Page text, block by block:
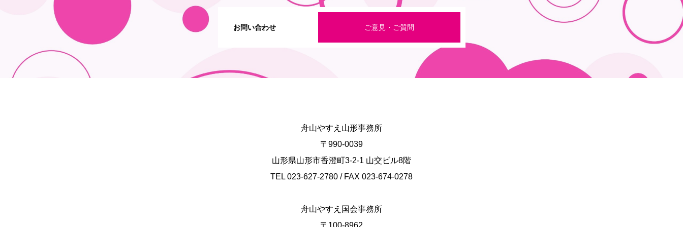
お問い合わせ ご意見・ご質問
舟山やすえ山形事務所
〒990-0039
山形県山形市香澄町3-2-1 山交ビル8階
TEL 023-627-2780 / FAX 023-674-0278
舟山やすえ国会事務所
〒100-8962